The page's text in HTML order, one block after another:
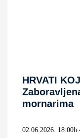
HRVATI
mornarima
02.06.2026. 18:00h